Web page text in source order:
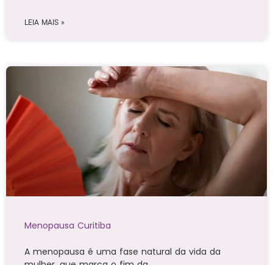
LEIA MAIS »
Menopausa Curitiba
A menopausa é uma fase natural da vida da